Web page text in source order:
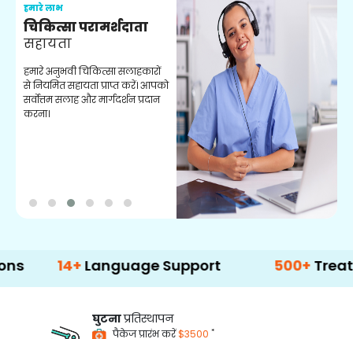
हमारे लाभ
चिकित्सा परामर्शदाता
सहायता
हमारे अनुभवी चिकित्सा सलाहकारों
से नियमित सहायता प्राप्त करें। आपको
सर्वोत्तम सलाह और मार्गदर्शन प्रदान
करना।
Language Support 500+ Treatment
घुटनाप्रतिस्थापन
पैकेज प्रारंभ करें$3500 *